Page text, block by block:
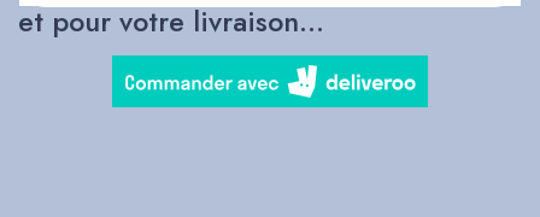
et pour votre livraison...